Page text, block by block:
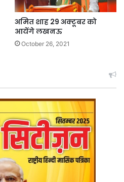
अमित शाह 29 अक्टूबर को
आयेंगे लखनऊ
October 26, 2021